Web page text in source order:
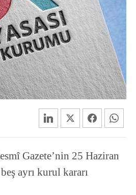
Gazete’nin 25 Haziran
ayrı kurul kararı